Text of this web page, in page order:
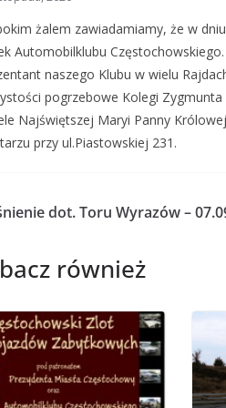
żalem zawiadamiamy, że w
Automobilklubu
naszego Klubu w wielu
pogrzebowe Kolegi
Najświętszej Maryi Panny
przy ul.Piastowskiej 231.
dot. Toru Wyrazów –
również